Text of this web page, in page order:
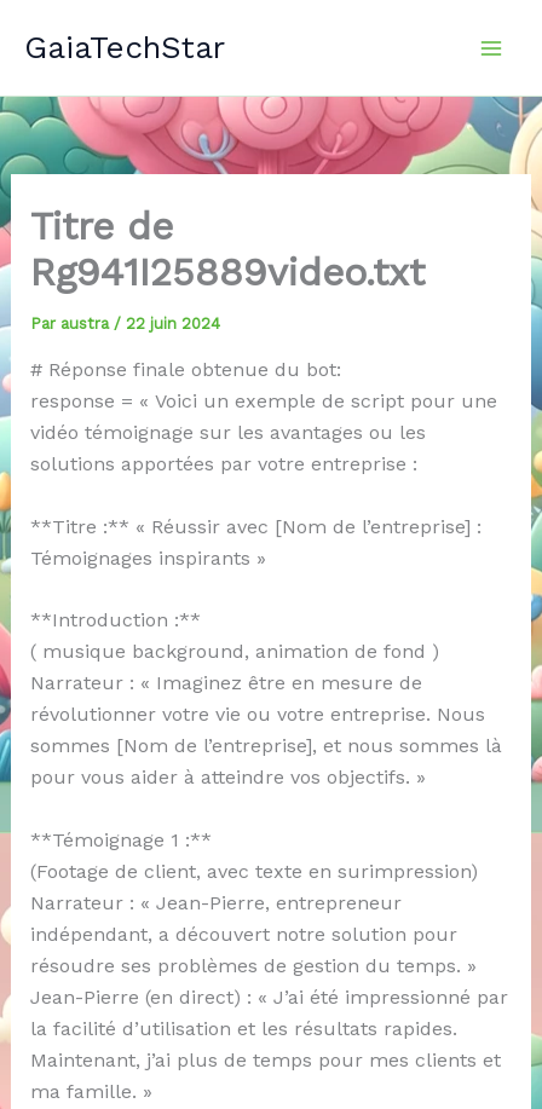
GaiaTechStar
Titre de
Rg941I25889video.txt
Par austra / 22 juin 2024
# Réponse finale obtenue du bot:
response = « Voici un exemple de script pour une
vidéo témoignage sur les avantages ou les
solutions apportées par votre entreprise :
**Titre :** « Réussir avec [Nom de l’entreprise] :
Témoignages inspirants »
**Introduction :**
( musique background, animation de fond )
Narrateur : « Imaginez être en mesure de
révolutionner votre vie ou votre entreprise. Nous
sommes [Nom de l’entreprise], et nous sommes là
pour vous aider à atteindre vos objectifs. »
**Témoignage 1 :**
(Footage de client, avec texte en surimpression)
Narrateur : « Jean-Pierre, entrepreneur
indépendant, a découvert notre solution pour
résoudre ses problèmes de gestion du temps. »
Jean-Pierre (en direct) : « J’ai été impressionné par
la facilité d’utilisation et les résultats rapides.
Maintenant, j’ai plus de temps pour mes clients et
ma famille. »